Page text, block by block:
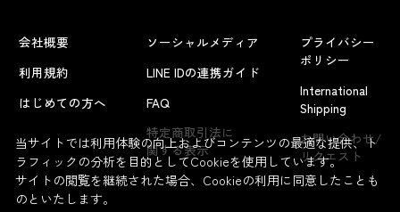
会社概要
利用規約
はじめての方へ
ソーシャルメディア
LINE IDの連携ガイド
FAQ
特定商取引法に
関する表示
プライバシー
ポリシー
International
Shipping
お問い合わせ/
リクエスト
当サイトでは利用体験の向上およびコンテンツの最適な提供、ト
ラフィックの分析を目的としてCookieを使用しています。
サイトの閲覧を継続された場合、Cookieの利用に同意したことも
のといたします。